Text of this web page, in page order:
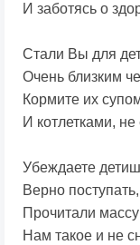
И заботясь о
Стали Вы для
Очень близким
Кормите их
И котлетками, не
Убеждаете
Верно
Прочитали
Нам такое и не